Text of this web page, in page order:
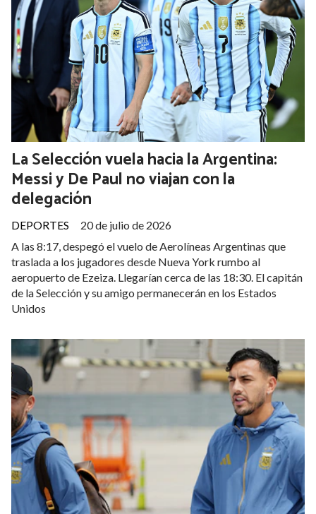
La Selección vuela hacia la Argentina:
Messi y De Paul no viajan con la
delegación
DEPORTES
20 de julio de 2026
A las 8:17, despegó el vuelo de Aerolíneas Argentinas que
traslada a los jugadores desde Nueva York rumbo al
aeropuerto de Ezeiza. Llegarían cerca de las 18:30. El capitán
de la Selección y su amigo permanecerán en los Estados
Unidos